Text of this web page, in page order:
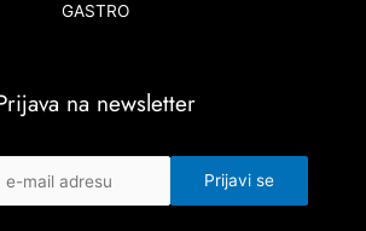
GASTRO
na newsletter